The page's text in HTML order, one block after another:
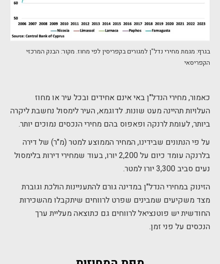
בגרף: מגמת מחירי נדל"ן למגורים בקפריסין לפי מחוז. מקור: הבנק המרכזי
הקפריסאי
כאמור, מחירי הנדל"ן באי אינם אחידים ובכל עיר או מחוז
העלויות תהיינה מעט שונות. לדוגמא, העיר לימסול נחשבת ליקרה
ביותר, לעומת לרנקה ופאפוס בהם מחירי הנכסים נמוכים יותר.
על פי הנתונים שבידינו, המחיר הממוצע למטר (מ"ר) של דירה
בלרנקה עומד כיום על 2,200 יורו, בעוד שמחירי דירות בלימסול
נעים סביב 3,300 יורו למטר.
הזינוק במחירי הנדל"ן במדינה גורם להתעניינות הולכת וגוברת
מצד משקיעים שמבינים שפרט לרווחים שיתקבלו מהשכירות
החודשית יש פוטנציאל לרווחים גם כתוצאה מעליית ערך
הנכסים על פני זמן.